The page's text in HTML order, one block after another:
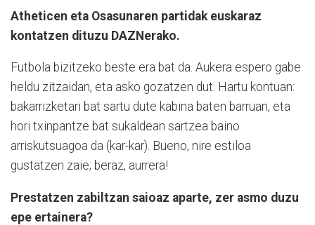
Atheticen eta Osasunaren partidak euskaraz
kontatzen dituzu DAZNerako.
Futbola bizitzeko beste era bat da. Aukera espero gabe
heldu zitzaidan, eta asko gozatzen dut. Hartu kontuan:
bakarrizketari bat sartu dute kabina baten barruan, eta
hori txinpantze bat sukaldean sartzea baino
arriskutsuagoa da (kar-kar). Bueno, nire estiloa
gustatzen zaie; beraz, aurrera!
Prestatzen zabiltzan saioaz aparte, zer asmo duzu
epe ertainera?